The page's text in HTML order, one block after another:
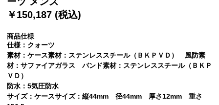
￥150,187 (税込)
商品仕様
仕様：クォーツ
素材：ケース素材：ステンレススチール（ＢＫＰＶＤ） 風防素
材：サファイアガラス バンド素材：ステンレススチール（ＢＫＰ
ＶＤ）
防水：5気圧防水
サイズ：ケースサイズ：縦44mm 径44mm 厚さ12mm 重さ